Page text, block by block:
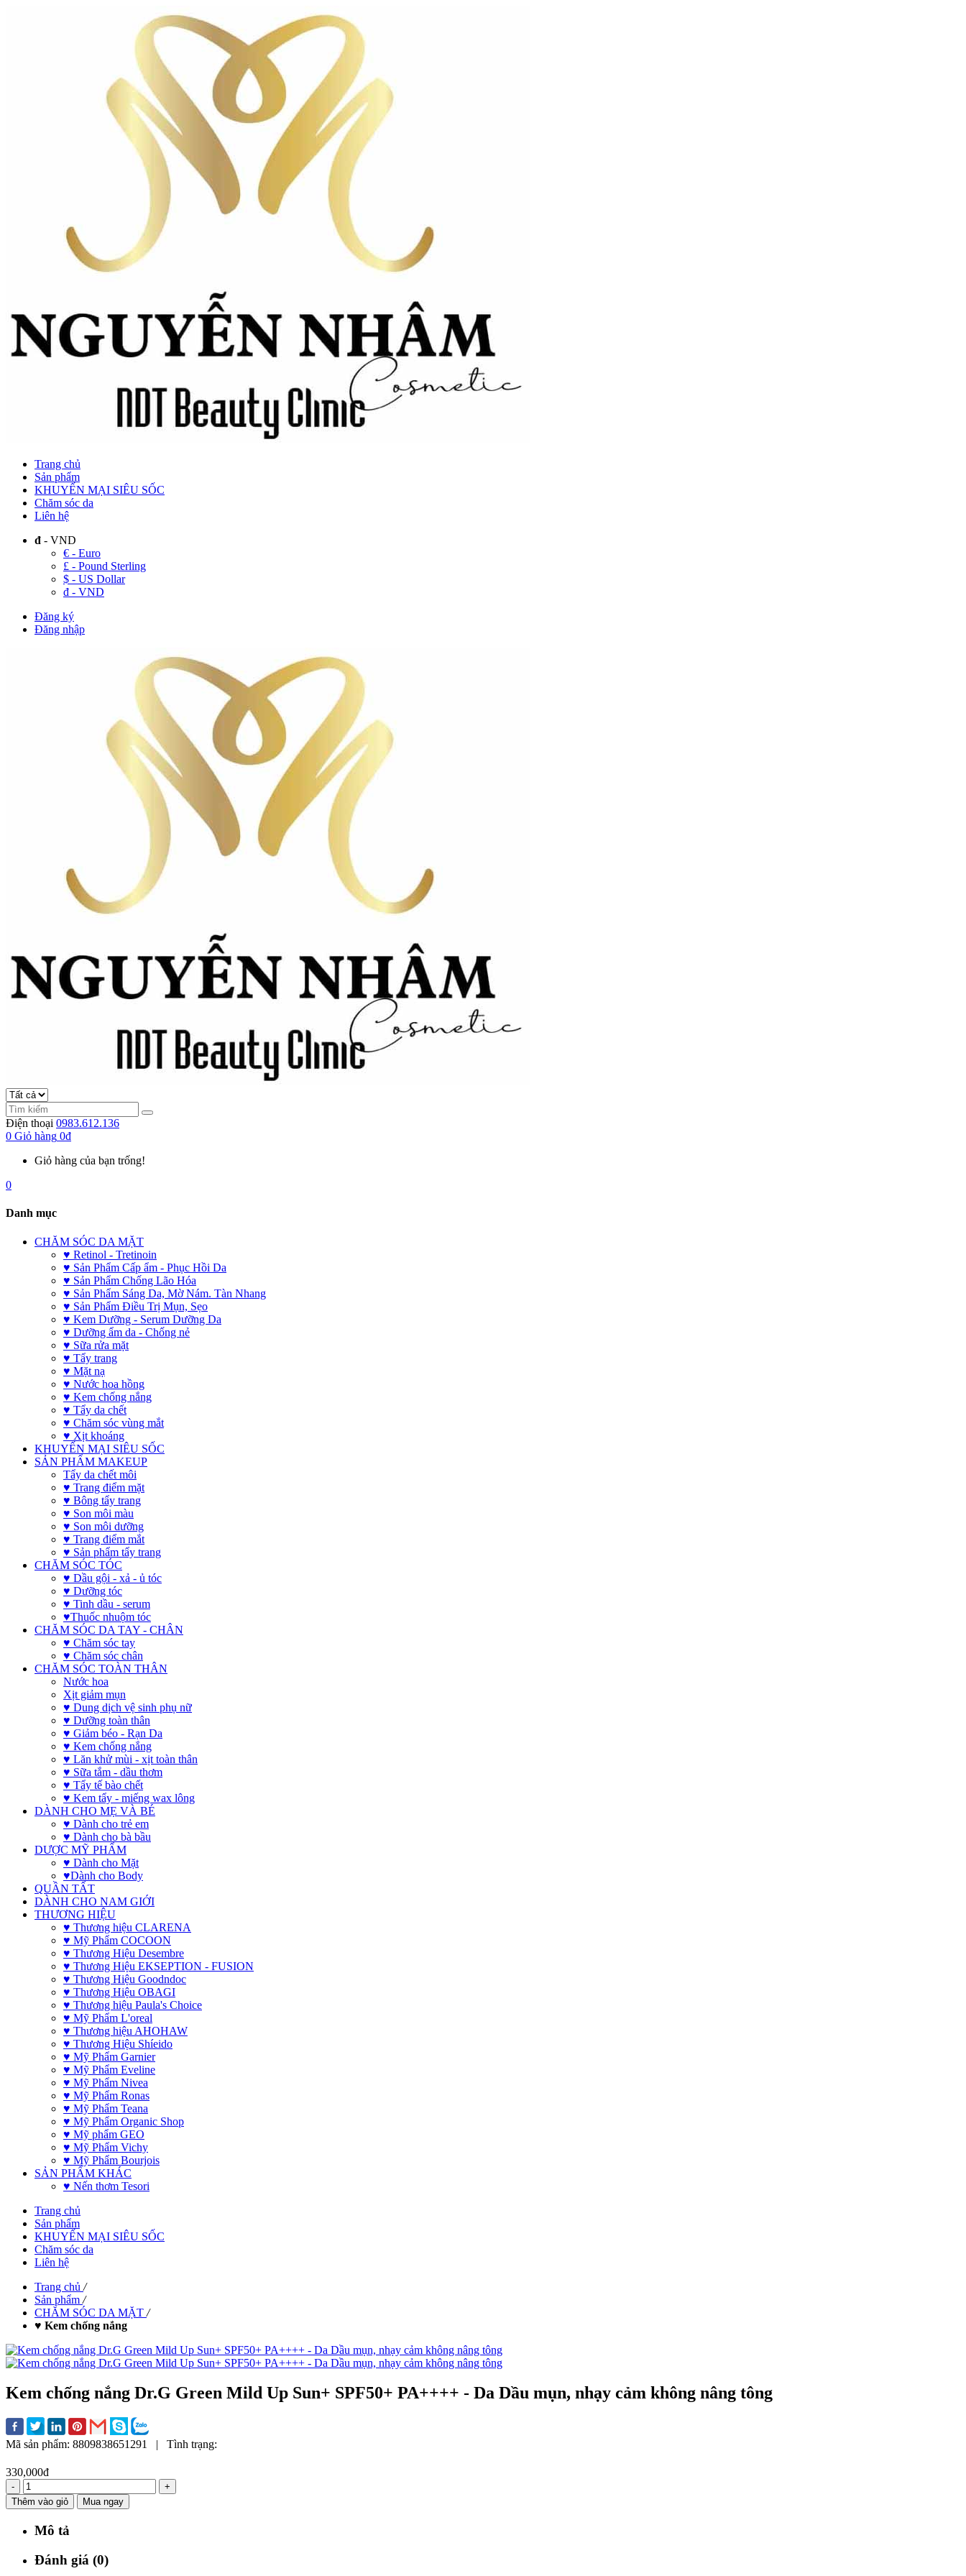
Trang chủ
Sản phẩm
KHUYẾN MẠI SIÊU SỐC
Chăm sóc da
Liên hệ
đ - VND
€ - Euro
£ - Pound Sterling
$ - US Dollar
đ - VND
Đăng ký
Đăng nhập
Điện thoại 0983.612.136
0 Giỏ hàng 0đ
Giỏ hàng của bạn trống!
0
Danh mục
CHĂM SÓC DA MẶT
♥ Retinol - Tretinoin
♥ Sản Phẩm Cấp ẩm - Phục Hồi Da
♥ Sản Phẩm Chống Lão Hóa
♥ Sản Phẩm Sáng Da, Mờ Nám. Tàn Nhang
♥ Sản Phẩm Điều Trị Mụn, Sẹo
♥ Kem Dưỡng - Serum Dưỡng Da
♥ Dưỡng ẩm da - Chống nẻ
♥ Sữa rửa mặt
♥ Tẩy trang
♥ Mặt nạ
♥ Nước hoa hồng
♥ Kem chống nắng
♥ Tẩy da chết
♥ Chăm sóc vùng mắt
♥ Xịt khoáng
KHUYẾN MẠI SIÊU SỐC
SẢN PHẨM MAKEUP
Tẩy da chết môi
♥ Trang điểm mặt
♥ Bông tẩy trang
♥ Son môi màu
♥ Son môi dưỡng
♥ Trang điểm mắt
♥ Sản phẩm tẩy trang
CHĂM SÓC TÓC
♥ Dầu gội - xả - ủ tóc
♥ Dưỡng tóc
♥ Tinh dầu - serum
♥Thuốc nhuộm tóc
CHĂM SÓC DA TAY - CHÂN
♥ Chăm sóc tay
♥ Chăm sóc chân
CHĂM SÓC TOÀN THÂN
Nước hoa
Xịt giảm mụn
♥ Dung dịch vệ sinh phụ nữ
♥ Dưỡng toàn thân
♥ Giảm béo - Rạn Da
♥ Kem chống nắng
♥ Lăn khử mùi - xịt toàn thân
♥ Sữa tắm - dầu thơm
♥ Tẩy tế bào chết
♥ Kem tẩy - miếng wax lông
DÀNH CHO MẸ VÀ BÉ
♥ Dành cho trẻ em
♥ Dành cho bà bầu
DƯỢC MỸ PHẨM
♥ Dành cho Mặt
♥Dành cho Body
QUẦN TẤT
DÀNH CHO NAM GIỚI
THƯƠNG HIỆU
♥ Thương hiệu CLARENA
♥ Mỹ Phẩm COCOON
♥ Thương Hiệu Desembre
♥ Thương Hiệu EKSEPTION - FUSION
♥ Thương Hiệu Goodndoc
♥ Thương Hiệu OBAGI
♥ Thương hiệu Paula's Choice
♥ Mỹ Phẩm L'oreal
♥ Thương hiệu AHOHAW
♥ Thương Hiệu Shíeido
♥ Mỹ Phẩm Garnier
♥ Mỹ Phẩm Eveline
♥ Mỹ Phẩm Nivea
♥ Mỹ Phẩm Ronas
♥ Mỹ Phẩm Teana
♥ Mỹ Phẩm Organic Shop
♥ Mỹ phẩm GEO
♥ Mỹ Phẩm Vichy
♥ Mỹ Phẩm Bourjois
SẢN PHẨM KHÁC
♥ Nến thơm Tesori
Trang chủ
Sản phẩm
KHUYẾN MẠI SIÊU SỐC
Chăm sóc da
Liên hệ
Trang chủ /
Sản phẩm /
CHĂM SÓC DA MẶT /
♥ Kem chống nắng
Kem chống nắng Dr.G Green Mild Up Sun+ SPF50+ PA++++ - Da Dầu mụn, nhạy cảm không nâng tông
Mã sản phẩm: 8809838651291 | Tình trạng:
330,000đ
-
+
Thêm vào giỏ
Mua ngay
Mô tả
Đánh giá (0)